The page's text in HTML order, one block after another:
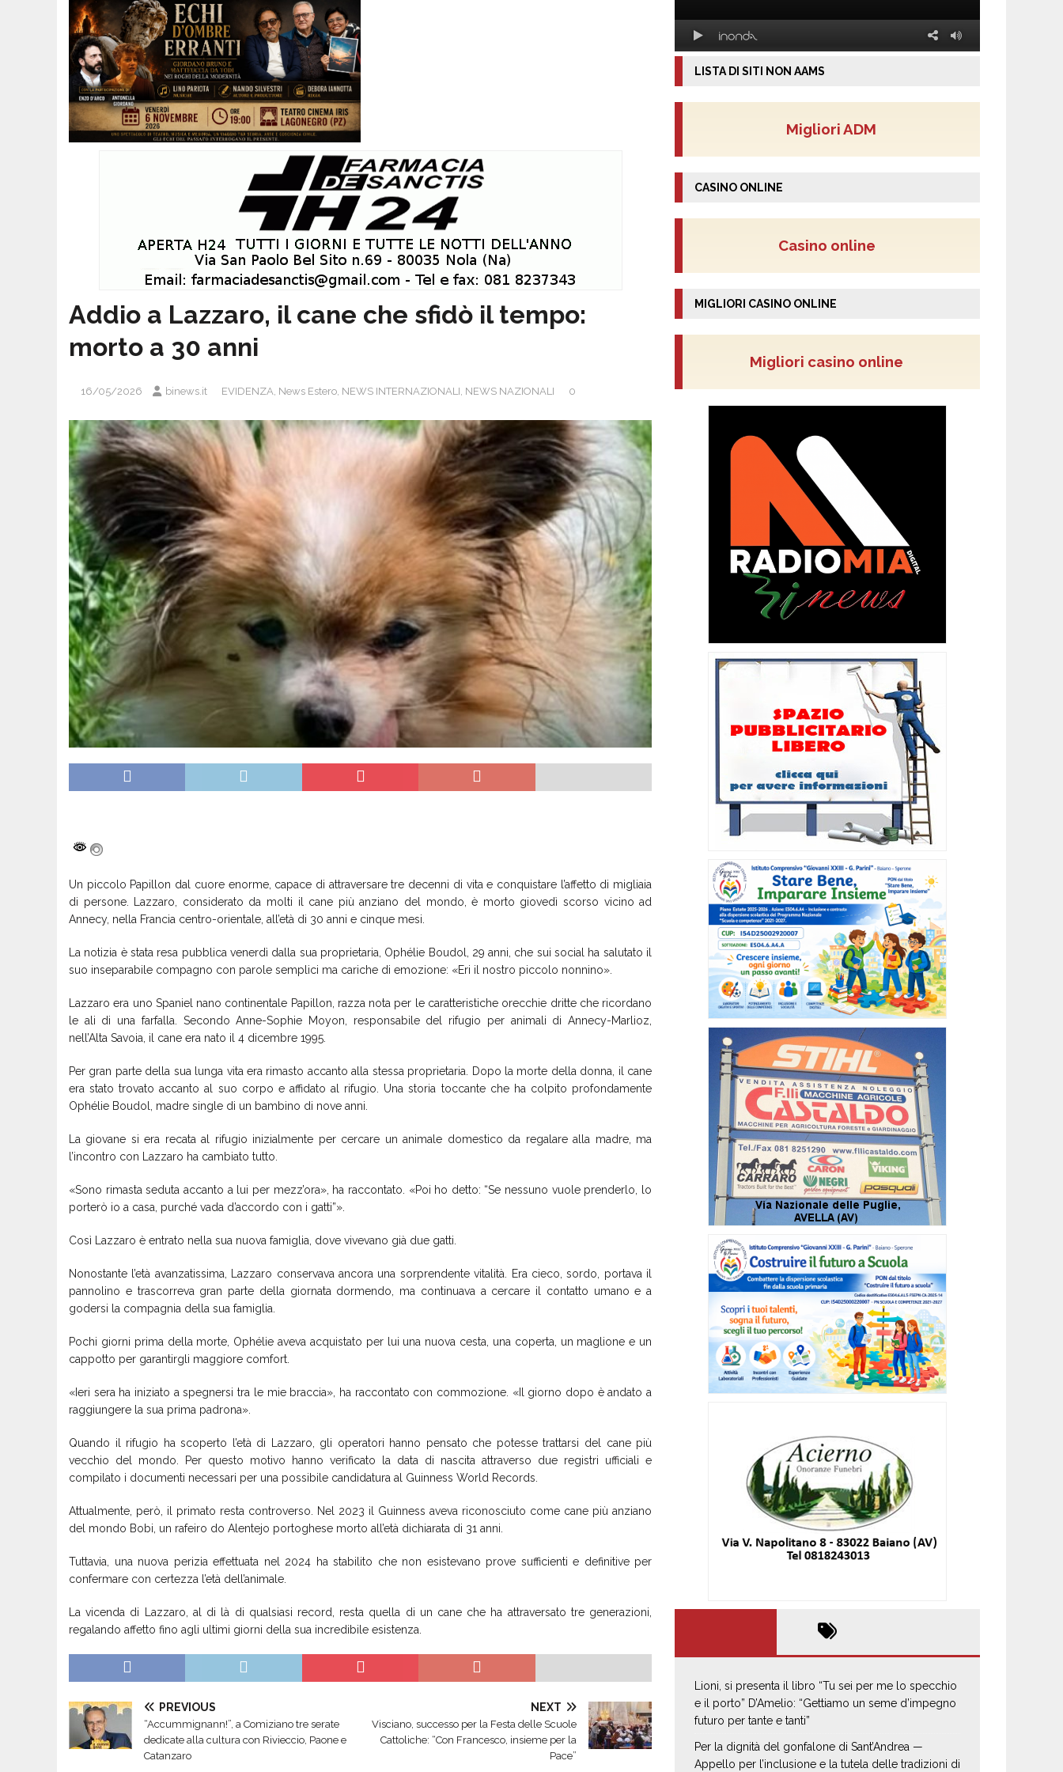
Addio a Lazzaro, il cane che sfidò il tempo:
morto a 30 anni
16/05/2026 binews.it EVIDENZA, News Estero, NEWS INTERNAZIONALI, NEWS NAZIONALI 0
Un piccolo Papillon dal cuore enorme, capace di attraversare tre decenni di vita e conquistare l’affetto di migliaia
di persone. Lazzaro, considerato da molti il cane più anziano del mondo, è morto giovedì scorso vicino ad
Annecy, nella Francia centro-orientale, all’età di 30 anni e cinque mesi.
La notizia è stata resa pubblica venerdì dalla sua proprietaria, Ophélie Boudol, 29 anni, che sui social ha salutato il
suo inseparabile compagno con parole semplici ma cariche di emozione: «Eri il nostro piccolo nonnino».
Lazzaro era uno Spaniel nano continentale Papillon, razza nota per le caratteristiche orecchie dritte che ricordano
le ali di una farfalla. Secondo Anne-Sophie Moyon, responsabile del rifugio per animali di Annecy-Marlioz,
nell’Alta Savoia, il cane era nato il 4 dicembre 1995.
Per gran parte della sua lunga vita era rimasto accanto alla stessa proprietaria. Dopo la morte della donna, il cane
era stato trovato accanto al suo corpo e affidato al rifugio. Una storia toccante che ha colpito profondamente
Ophélie Boudol, madre single di un bambino di nove anni.
La giovane si era recata al rifugio inizialmente per cercare un animale domestico da regalare alla madre, ma
l’incontro con Lazzaro ha cambiato tutto.
«Sono rimasta seduta accanto a lui per mezz’ora», ha raccontato. «Poi ho detto: “Se nessuno vuole prenderlo, lo
porterò io a casa, purché vada d’accordo con i gatti”».
Così Lazzaro è entrato nella sua nuova famiglia, dove vivevano già due gatti.
Nonostante l’età avanzatissima, Lazzaro conservava ancora una sorprendente vitalità. Era cieco, sordo, portava il
pannolino e trascorreva gran parte della giornata dormendo, ma continuava a cercare il contatto umano e a
godersi la compagnia della sua famiglia.
Pochi giorni prima della morte, Ophélie aveva acquistato per lui una nuova cesta, una coperta, un maglione e un
cappotto per garantirgli maggiore comfort.
«Ieri sera ha iniziato a spegnersi tra le mie braccia», ha raccontato con commozione. «Il giorno dopo è andato a
raggiungere la sua prima padrona».
Quando il rifugio ha scoperto l’età di Lazzaro, gli operatori hanno pensato che potesse trattarsi del cane più
vecchio del mondo. Per questo motivo hanno verificato la data di nascita attraverso due registri ufficiali e
compilato i documenti necessari per una possibile candidatura al Guinness World Records.
Attualmente, però, il primato resta controverso. Nel 2023 il Guinness aveva riconosciuto come cane più anziano
del mondo Bobi, un rafeiro do Alentejo portoghese morto all’età dichiarata di 31 anni.
Tuttavia, una nuova perizia effettuata nel 2024 ha stabilito che non esistevano prove sufficienti e definitive per
confermare con certezza l’età dell’animale.
La vicenda di Lazzaro, al di là di qualsiasi record, resta quella di un cane che ha attraversato tre generazioni,
regalando affetto fino agli ultimi giorni della sua incredibile esistenza.
PREVIOUS
“Accummignann!”, a Comiziano tre serate
dedicate alla cultura con Rivieccio, Paone e
Catanzaro
NEXT
Visciano, successo per la Festa delle Scuole
Cattoliche: “Con Francesco, insieme per la
Pace”
LISTA DI SITI NON AAMS
Migliori ADM
CASINO ONLINE
Casino online
MIGLIORI CASINO ONLINE
Migliori casino online
Lioni, si presenta il libro “Tu sei per me lo specchio
e il porto” D’Amelio: “Gettiamo un seme d’impegno
futuro per tante e tanti”
Per la dignità del gonfalone di Sant’Andrea —
Appello per l’inclusione e la tutela delle tradizioni di